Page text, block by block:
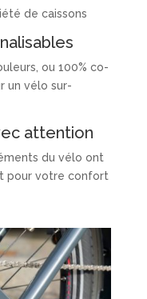
de caissons
ou 100% co-
un vélo sur-
attention
du vélo ont
pour votre confort